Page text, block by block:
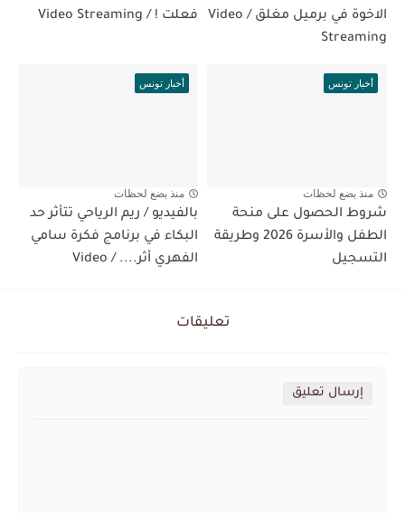
الاخوة في برميل مغلق / Video
Streaming
فعلت ! / Video Streaming
أخبار تونس
منذ بضع لحظات
شروط الحصول على منحة
الطفل والأسرة 2026 وطريقة
التسجيل
أخبار تونس
منذ بضع لحظات
بالفيديو / ريم الرياحي تتأثر حد
البكاء في برنامج فكرة سامي
الفهري أثر.... / Video
تعليقات
إرسال تعليق